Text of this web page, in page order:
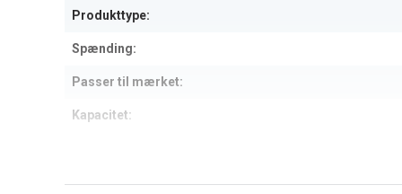
Produkttype:
Spænding:
Passer til mærket:
Kapacitet: